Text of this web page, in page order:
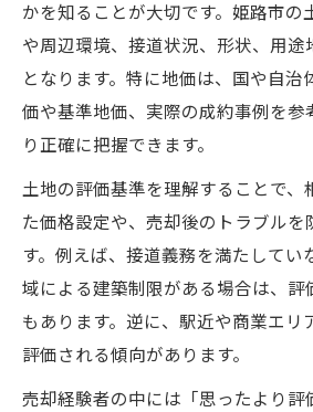
かを知ることが大切です。姫路市の
や周辺環境、接道状況、形状、用途
となります。特に地価は、国や自治
価や基準地価、実際の成約事例を参
り正確に把握できます。
土地の評価基準を理解することで、
た価格設定や、売却後のトラブルを
す。例えば、接道義務を満たしてい
域による建築制限がある場合は、評
もあります。逆に、駅近や商業エリ
評価される傾向があります。
売却経験者の中には「思ったより評